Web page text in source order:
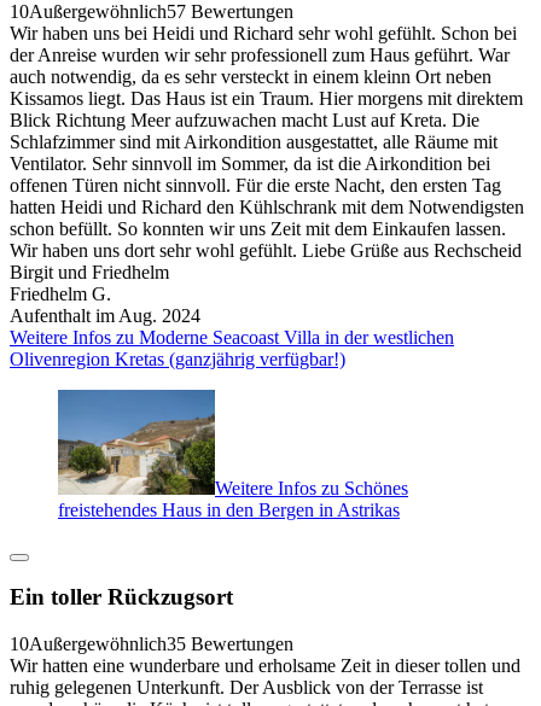
10Außergewöhnlich57 Bewertungen
Wir haben uns bei Heidi und Richard sehr wohl gefühlt. Schon bei
der Anreise wurden wir sehr professionell zum Haus geführt. War
auch notwendig, da es sehr versteckt in einem kleinn Ort neben
Kissamos liegt. Das Haus ist ein Traum. Hier morgens mit direktem
Blick Richtung Meer aufzuwachen macht Lust auf Kreta. Die
Schlafzimmer sind mit Airkondition ausgestattet, alle Räume mit
Ventilator. Sehr sinnvoll im Sommer, da ist die Airkondition bei
offenen Türen nicht sinnvoll. Für die erste Nacht, den ersten Tag
hatten Heidi und Richard den Kühlschrank mit dem Notwendigsten
schon befüllt. So konnten wir uns Zeit mit dem Einkaufen lassen.
Wir haben uns dort sehr wohl gefühlt. Liebe Grüße aus Rechscheid
Birgit und Friedhelm
Friedhelm G.
Aufenthalt im Aug. 2024
Weitere Infos zu Moderne Seacoast Villa in der westlichen
Olivenregion Kretas (ganzjährig verfügbar!)
Weitere Infos zu Schönes
freistehendes Haus in den Bergen in Astrikas
Ein toller Rückzugsort
10Außergewöhnlich35 Bewertungen
Wir hatten eine wunderbare und erholsame Zeit in dieser tollen und
ruhig gelegenen Unterkunft. Der Ausblick von der Terrasse ist